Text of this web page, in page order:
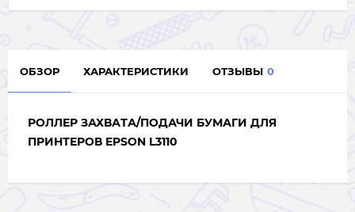
ОБЗОР ХАРАКТЕРИСТИКИ ОТЗЫВЫ 0
РОЛЛЕР ЗАХВАТА/ПОДАЧИ БУМАГИ ДЛЯ
ПРИНТЕРОВ EPSON L3110